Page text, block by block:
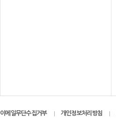
이메일무단수집거부 개인정보처리방침